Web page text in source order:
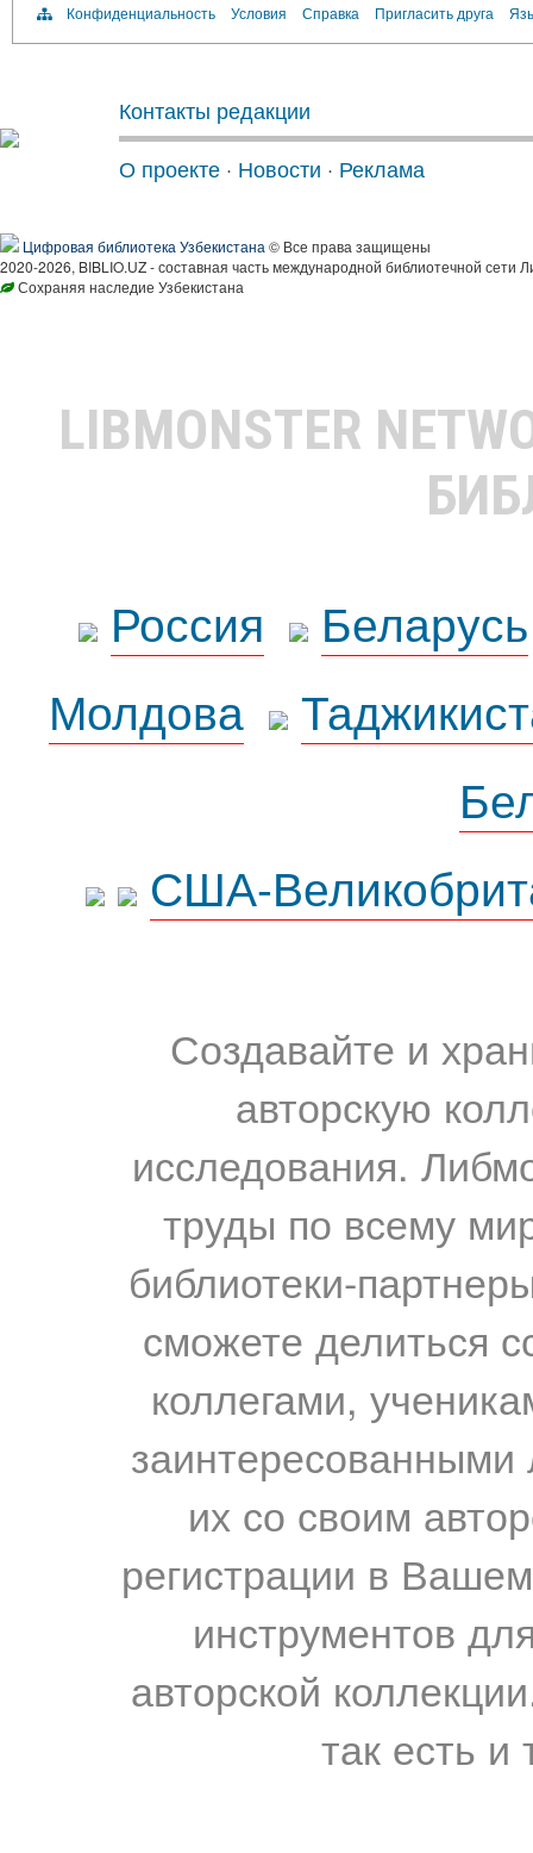
Конфиденциальность Условия Справка Пригласить друга
Контакты редакции
О проекте · Новости · Реклама
Цифровая библиотека Узбекистана © Все права защищены
2020-2026, BIBLIO.UZ - составная часть международной библиотечной сети
Сохраняя наследие Узбекистана
LIBMONSTER
Россия
Беларусь
Молдова
США-
Создавайте и
авторскую
исследования.
труды по всему
библиотеки-
сможете делиться
коллегами,
их со своим
регистрации в
инструментов
авторской
так есть и